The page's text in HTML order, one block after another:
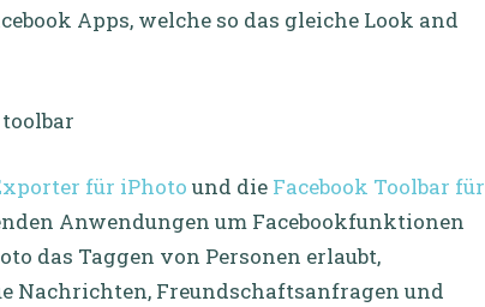
Apps, welche so das gleiche Look and
für iPhoto und die Facebook Toolbar für
Anwendungen um Facebookfunktionen
das Taggen von Personen erlaubt,
Nachrichten, Freundschaftsanfragen und